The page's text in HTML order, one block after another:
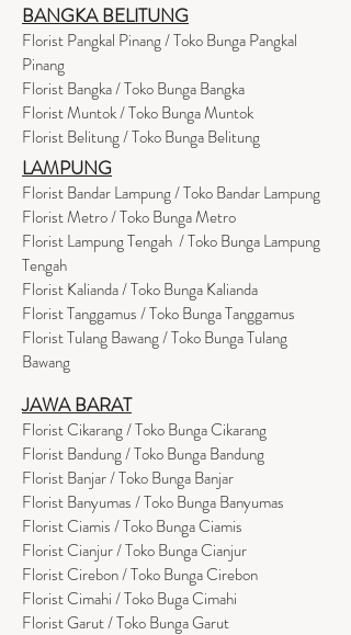
BANGKA BELITUNG
Florist Pangkal Pinang / Toko Bunga Pangkal
Pinang
Florist Bangka / Toko Bunga Bangka
Florist Muntok / Toko Bunga Muntok
Florist Belitung / Toko Bunga Belitung
LAMPUNG
Florist Bandar Lampung / Toko Bandar Lampung
Florist Metro / Toko Bunga Metro
Florist Lampung Tengah / Toko Bunga Lampung
Tengah
Florist Kalianda / Toko Bunga Kalianda
Florist Tanggamus / Toko Bunga Tanggamus
Florist Tulang Bawang / Toko Bunga Tulang
Bawang
JAWA BARAT
Florist Cikarang/ Toko Bunga Cikarang
Florist Bandung / Toko Bunga Bandung
Florist Banjar / Toko Bunga Banjar
Florist Banyumas / Toko Bunga Banyumas
Florist Ciamis / Toko Bunga Ciamis
Florist Cianjur / Toko Bunga Cianjur
Florist Cirebon / Toko Bunga Cirebon
Florist Cimahi / Toko Buga Cimahi
Florist Garut / Toko Bunga Garut